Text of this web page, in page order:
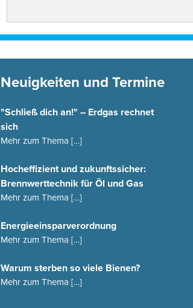
Neuigkeiten und Termine
"Schließ dich an!" – Erdgas rechnet
sich
Mehr zum Thema […]
Hocheffizient und zukunftssicher:
Brennwerttechnik für Öl und Gas
Mehr zum Thema […]
Energieeinsparverordnung
Mehr zum Thema […]
Warum sterben so viele Bienen?
Mehr zum Thema […]